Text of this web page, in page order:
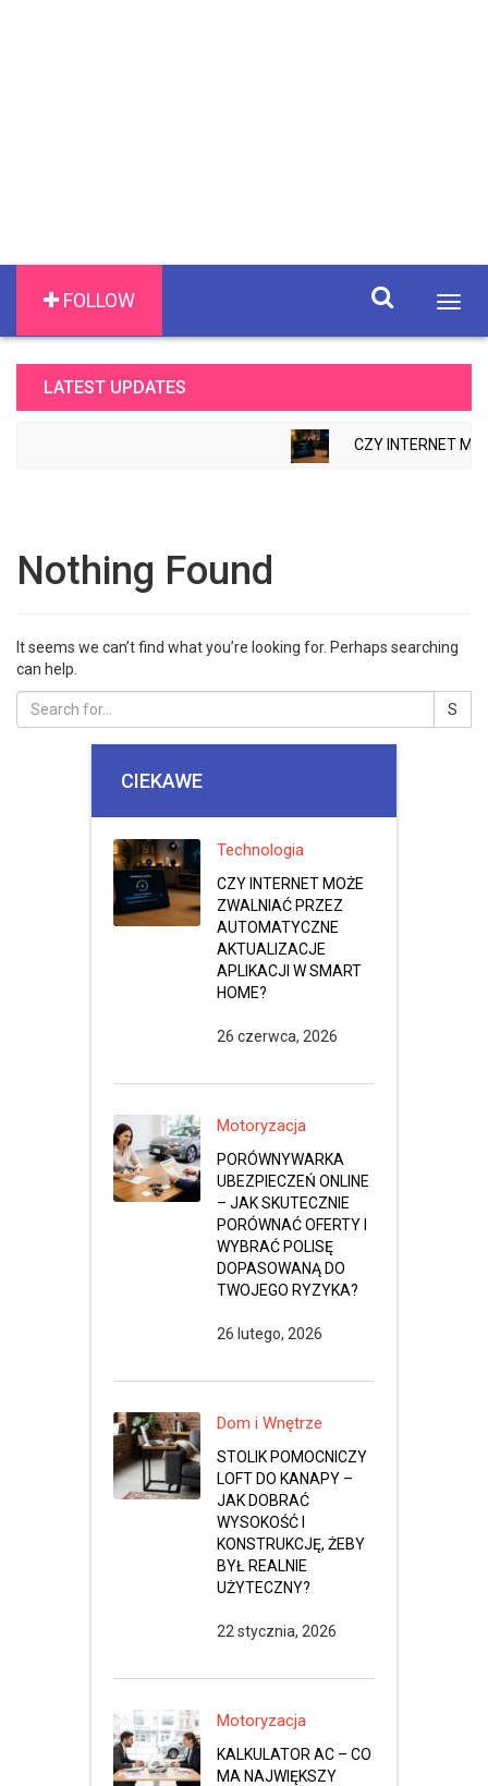
FOLLOW
LATEST UPDATES
CZY INTERNET
Nothing Found
It seems we can’t find what you’re looking for. Perhaps searching
can help.
CIEKAWE
Technologia
CZY INTERNET MOŻE
ZWALNIAĆ PRZEZ
AUTOMATYCZNE
AKTUALIZACJE
APLIKACJI W SMART
HOME?
26 czerwca, 2026
Motoryzacja
PORÓWNYWARKA
UBEZPIECZEŃ ONLINE
– JAK SKUTECZNIE
PORÓWNAĆ OFERTY I
WYBRAĆ POLISĘ
DOPASOWANĄ DO
TWOJEGO RYZYKA?
26 lutego, 2026
Dom i Wnętrze
STOLIK POMOCNICZY
LOFT DO KANAPY –
JAK DOBRAĆ
WYSOKOŚĆ I
KONSTRUKCJĘ, ŻEBY
BYŁ REALNIE
UŻYTECZNY?
22 stycznia, 2026
Motoryzacja
KALKULATOR AC – CO
MA NAJWIĘKSZY